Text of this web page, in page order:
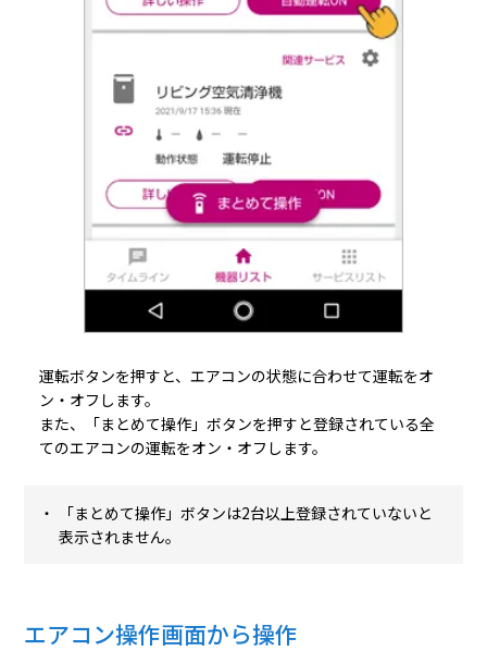
運転ボタンを押すと、エアコンの状態に合わせて運転をオ
ン・オフします。
また、「まとめて操作」ボタンを押すと登録されている全
てのエアコンの運転をオン・オフします。
「まとめて操作」ボタンは2台以上登録されていないと
表示されません。
エアコン操作画面から操作